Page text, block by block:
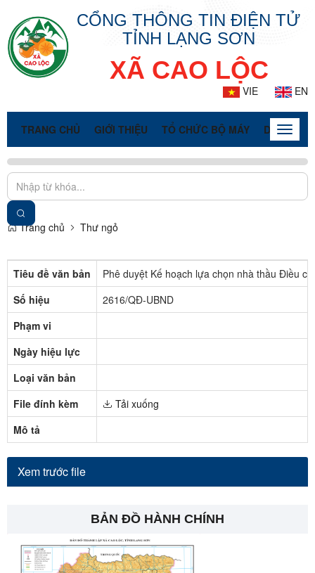
CỔNG THÔNG TIN ĐIỆN TỬ
TỈNH LẠNG SƠN
XÃ CAO LỘC
VIE EN
TRANG CHỦ GIỚI THIỆU TỔ CHỨC BỘ MÁY DOANH
Toggle
Trang chủ Thư ngỏ
Tiêu đề văn bản
Phê duyệt Kế hoạch lựa chọn nhà thầu Điều
Số hiệu
2616/QĐ-UBND
Phạm vi
Ngày hiệu lực
Loại văn bản
File đính kèm
Tải xuống
Mô tả
Xem trước file
BẢN ĐỒ HÀNH CHÍNH